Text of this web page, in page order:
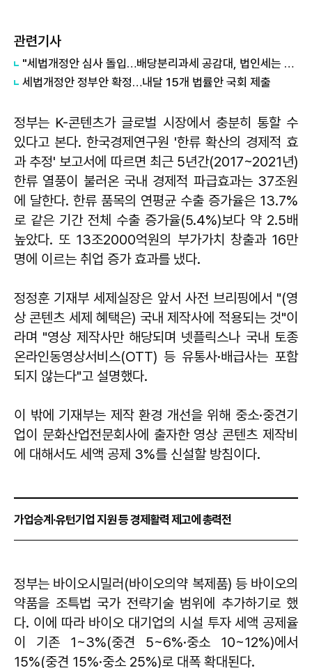
관련기사
"세법개정안 심사 돌입…배당분리과세 공감대, 법인세는 평행선"
세법개정안 정부안 확정…내달 15개 법률안 국회 제출
정부는 K-콘텐츠가 글로벌 시장에서 충분히 통할 수
있다고 본다. 한국경제연구원 '한류 확산의 경제적 효
과 추정' 보고서에 따르면 최근 5년간(2017~2021년)
한류 열풍이 불러온 국내 경제적 파급효과는 37조원
에 달한다. 한류 품목의 연평균 수출 증가율은 13.7%
로 같은 기간 전체 수출 증가율(5.4%)보다 약 2.5배
높았다. 또 13조2000억원의 부가가치 창출과 16만
명에 이르는 취업 증가 효과를 냈다.
정정훈 기재부 세제실장은 앞서 사전 브리핑에서 "(영
상 콘텐츠 세제 혜택은) 국내 제작사에 적용되는 것"이
라며 "영상 제작사만 해당되며 넷플릭스나 국내 토종
온라인동영상서비스(OTT) 등 유통사·배급사는 포함
되지 않는다"고 설명했다.
이 밖에 기재부는 제작 환경 개선을 위해 중소·중견기
업이 문화산업전문회사에 출자한 영상 콘텐츠 제작비
에 대해서도 세액 공제 3%를 신설할 방침이다.
가업승계·유턴기업 지원 등 경제활력 제고에 총력전
정부는 바이오시밀러(바이오의약 복제품) 등 바이오의
약품을 조특법 국가 전략기술 범위에 추가하기로 했
다. 이에 따라 바이오 대기업의 시설 투자 세액 공제율
이 기존 1~3%(중견 5~6%·중소 10~12%)에서
15%(중견 15%·중소 25%)로 대폭 확대된다.